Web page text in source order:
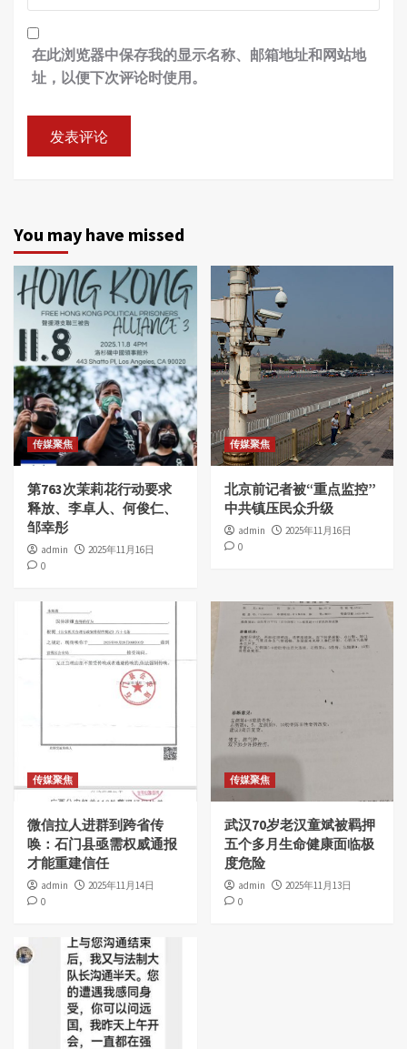
在此浏览器中保存我的显示名称、邮箱地址和网站地
址，以便下次评论时使用。
You may have missed
传媒聚焦
第763次茉莉花行动要求
释放、李卓人、何俊仁、
邹幸彤
admin
2025年11月16日
0
传媒聚焦
北京前记者被“重点监控”
中共镇压民众升级
admin
2025年11月16日
0
传媒聚焦
微信拉人进群到跨省传
唤：石门县亟需权威通报
才能重建信任
admin
2025年11月14日
0
传媒聚焦
武汉70岁老汉童斌被羁押
五个多月生命健康面临极
度危险
admin
2025年11月13日
0